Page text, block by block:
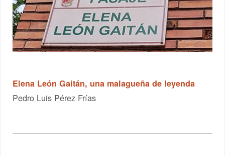
Elena León Gaitán, una malagueña de leyenda
Pedro Luis Pérez Frías